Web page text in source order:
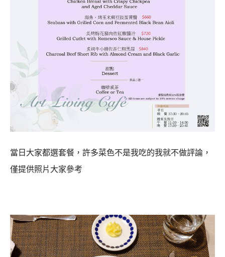
當日大家都選套餐，許多菜色不是我吃的我就不做評論，
僅提供照片大家參考